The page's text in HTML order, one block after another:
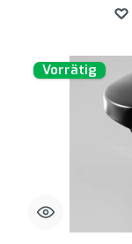
Vorrätig